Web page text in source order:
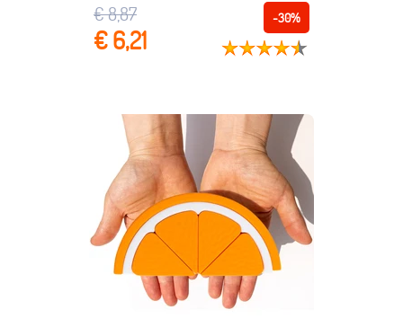
-30%
€ 8,87
€ 6,21